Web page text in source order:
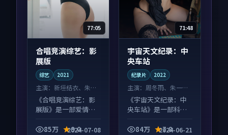
77:05
合唱竞演综艺：影
展版
综艺 2021
主演： 新垣结衣、朱一
龙 等
《合唱竞演综艺：影
展版》是一部爱情向
发酵，适合周末一口
85万 9.0
2024-07-08
71:48
宇宙天文纪录：中
央车站
纪录片 2022
主演： 周冬雨、朱一龙
等
《宇宙天文纪录：中
央车站》是一部科幻
质感在线，配乐与镜
84万 7.8
2024-06-21